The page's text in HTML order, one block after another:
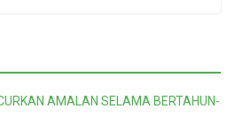
AMALAN SELAMA BERTAHUN-